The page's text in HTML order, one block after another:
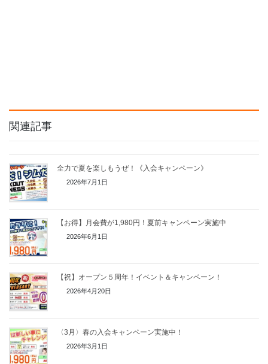
関連記事
全力で夏を楽しもうぜ！《入会キャンペーン》
2026年7月1日
【お得】月会費が1,980円！夏前キャンペーン実施中
2026年6月1日
【祝】オープン５周年！イベント＆キャンペーン！
2026年4月20日
〈3月〉春の入会キャンペーン実施中！
2026年3月1日